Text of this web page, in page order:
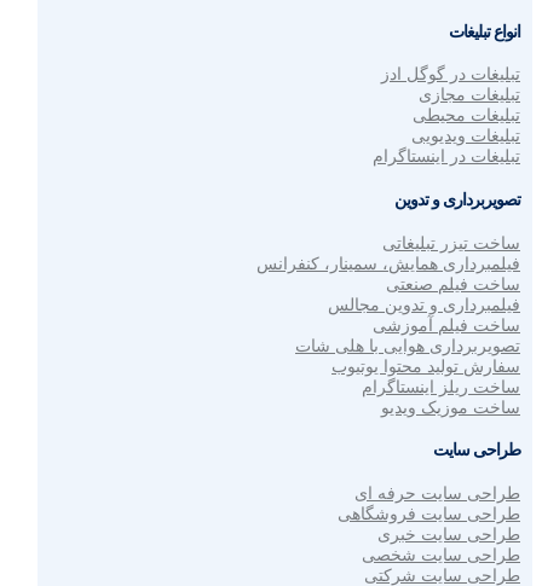
انواع تبلیغات
تبلیغات در گوگل ادز
تبلیغات مجازی
تبلیغات محیطی
تبلیغات ویدیویی
تبلیغات در اینستاگرام
تصویربرداری و تدوین
ساخت تیزر تبلیغاتی
فیلمبرداری همایش، سمینار، کنفرانس
ساخت فیلم صنعتی
فیلمبرداری و تدوین مجالس
ساخت فیلم آموزشی
تصویربرداری هوایی با هلی شات
سفارش تولید محتوا یوتیوب
ساخت ریلز اینستاگرام
ساخت موزیک ویدیو
طراحی سایت
طراحی سایت حرفه ای
طراحی سایت فروشگاهی
طراحی سایت خبری
طراحی سایت شخصی
طراحی سایت شرکتی